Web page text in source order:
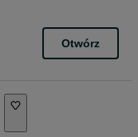
Otwórz